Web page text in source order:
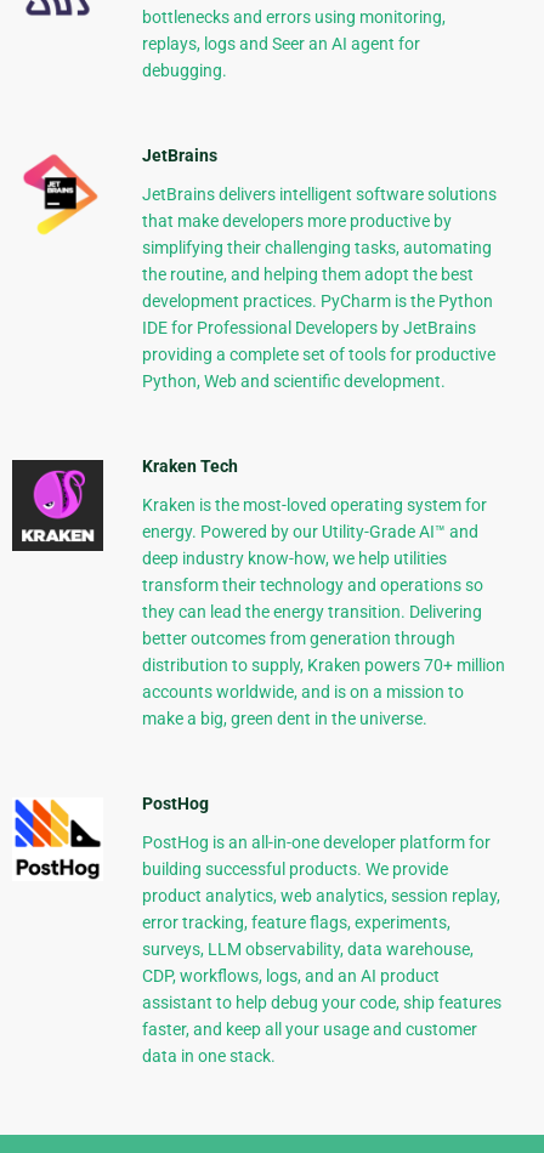
bottlenecks and errors using monitoring,
replays, logs and Seer an AI agent for
debugging.
JetBrains
JetBrains delivers intelligent software solutions
that make developers more productive by
simplifying their challenging tasks, automating
the routine, and helping them adopt the best
development practices. PyCharm is the Python
IDE for Professional Developers by JetBrains
providing a complete set of tools for productive
Python, Web and scientific development.
Kraken Tech
Kraken is the most-loved operating system for
energy. Powered by our Utility-Grade AI™ and
deep industry know-how, we help utilities
transform their technology and operations so
they can lead the energy transition. Delivering
better outcomes from generation through
distribution to supply, Kraken powers 70+ million
accounts worldwide, and is on a mission to
make a big, green dent in the universe.
PostHog
PostHog is an all-in-one developer platform for
building successful products. We provide
product analytics, web analytics, session replay,
error tracking, feature flags, experiments,
surveys, LLM observability, data warehouse,
CDP, workflows, logs, and an AI product
assistant to help debug your code, ship features
faster, and keep all your usage and customer
data in one stack.